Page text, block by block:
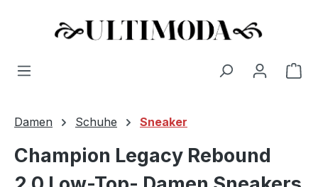
Zum Hauptinhalt springen
Damen Schuhe Sneaker
Champion Legacy Rebound